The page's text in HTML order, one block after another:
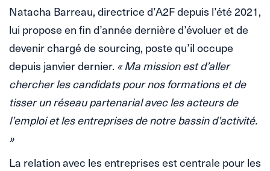
Natacha Barreau, directrice d’A2F depuis l’été 2021,
lui propose en fin d’année dernière d’évoluer et de
devenir chargé de sourcing, poste qu’il occupe
depuis janvier dernier. « Ma mission est d’aller
chercher les candidats pour nos formations et de
tisser un réseau partenarial avec les acteurs de
l’emploi et les entreprises de notre bassin d’activité.
»
La relation avec les entreprises est centrale pour les